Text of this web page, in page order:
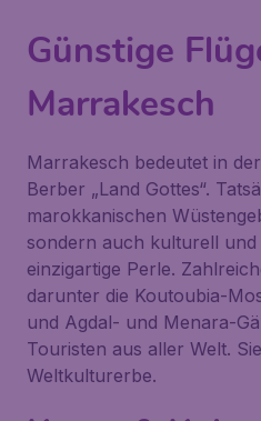
Günstige
Marrakesch
Marrakesch bedeutet in
Berber „Land Gottes“.
marokkanischen
sondern auch kulturell
einzigartige Perle.
darunter die Koutoubia-
und Agdal- und Menara-
Touristen aus aller Welt.
Weltkulturerbe.